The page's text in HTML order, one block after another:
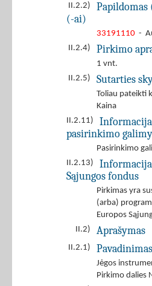
II.2.2)
Papildomas
(-ai)
33191110 -
II.2.4)
Pirkimo
1 vnt.
II.2.5)
Sutarties
Toliau pateikti
Kaina
II.2.11)
pasirinkimo
Pasirinkimo
II.2.13)
Sąjungos fondus
Pirkimas yra
(arba)
Europos
II.2)
Aprašymas
II.2.1) Pavadinimas
Jėgos
Pirkimo dalies